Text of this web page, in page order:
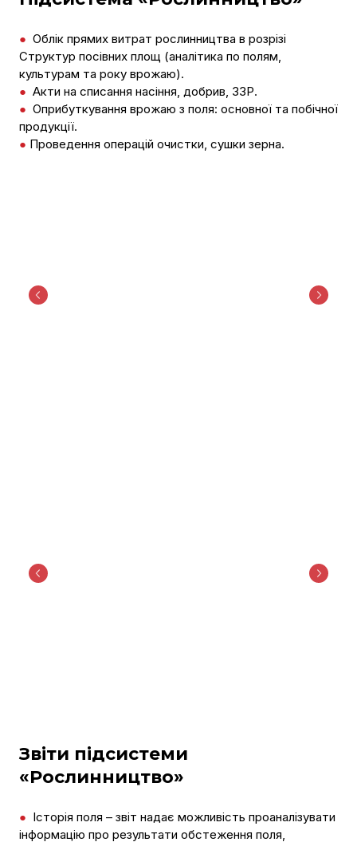
● Облік прямих витрат рослинництва в розрізі
Структур посівних площ (аналітика по полям,
культурам та року врожаю).
● Акти на списання насіння, добрив, ЗЗР.
● Оприбуткування врожаю з поля: основної та побічної
продукції.
● Проведення операцій очистки, сушки зерна.
Звіти підсистеми
«Рослинництво»
● Історія поля – звіт надає можливість проаналізувати
інформацію про результати обстеження поля,